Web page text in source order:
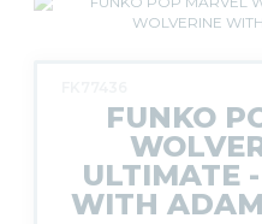
MERCHANDISING
OUTLET
FUNKO
ULTIMATE
WITH